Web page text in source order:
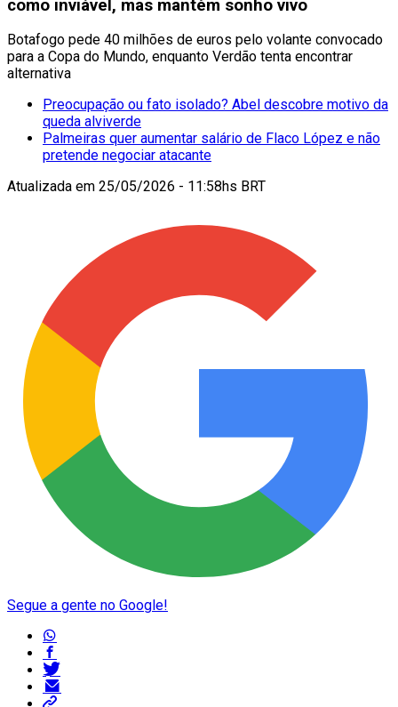
como inviável, mas mantém sonho vivo
Botafogo pede 40 milhões de euros pelo volante convocado
para a Copa do Mundo, enquanto Verdão tenta encontrar
alternativa
Preocupação ou fato isolado? Abel descobre motivo da
queda alviverde
Palmeiras quer aumentar salário de Flaco López e não
pretende negociar atacante
Atualizada em 25/05/2026 - 11:58hs BRT
Segue a gente no Google!